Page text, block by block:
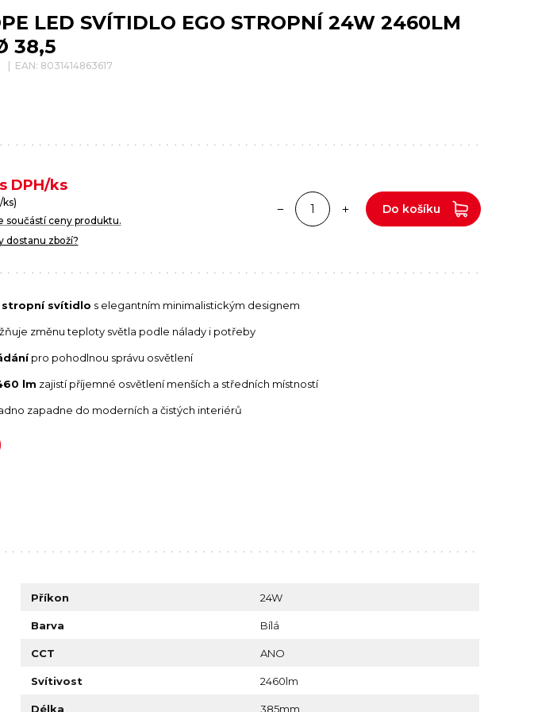
LED SVÍTIDLO EGO STROPNÍ 24W 2460LM
38,5
EAN: 8031414863617
s DPH/ks
ks)
součástí ceny produktu.
dostanu zboží?
Do košíku
stropní svítidlo s elegantním minimalistickým designem
změnu teploty světla podle nálady i potřeby
pro pohodlnou správu osvětlení
lm zajistí příjemné osvětlení menších a středních místností
zapadne do moderních a čistých interiérů
Příkon 24W
Barva Bílá
CCT ANO
Svítivost 2460lm
Délka 385mm